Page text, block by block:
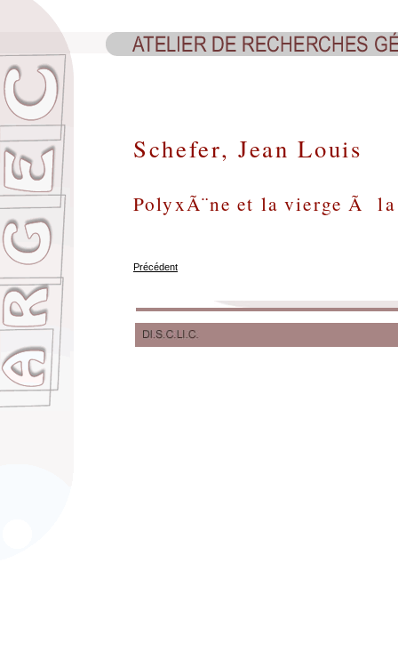
Schefer, Jean Louis
PolyxÃ¨ne et la vierge Ã la
Précédent